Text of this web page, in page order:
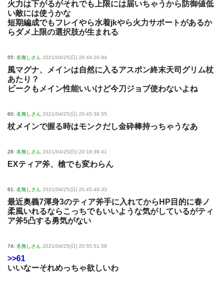
火力は下がるがそれでも上限には届いちゃうから防御値低
い敵には使うかな
短期編成でもフレイやら水着jkやら火力サポートがあるか
らダメ上限の選択肢が生まれる
55: 名無しさん 2021/04/25(日) 20:44:20.94
風マグナ、メインは自然に入るアスポン終末天司グリム杖
あたり？
ビークもメイン性能いいけど今刀ジョブ使わないよね
60: 名無しさん 2021/04/25(日) 20:45:38.55
杖メインで握る時はモンクだし金砕棒持っちゃうなあ
28: 名無しさん 2021/04/25(日) 20:16:39.41
EXティア斧、槍でも変わらん
61: 名無しさん 2021/04/25(日) 20:45:40.33
最近奥義7渾身3のティア斧手に入れてからHP目的に春ノ
柔風いれるならこっちでもいいような気がしているがティ
ア斧5凸する勇気がない
74: 名無しさん 2021/04/25(日) 20:55:51.58
>>61
いいなーそれめっちゃ欲しいわ